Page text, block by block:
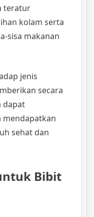
teratur
kolam serta
sisa makanan
jenis
secara
dapat
mendapatkan
sehat dan
Bibit